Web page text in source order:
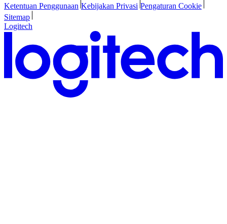
Ketentuan Penggunaan Kebijakan Privasi Pengaturan Cookie
Sitemap
Logitech